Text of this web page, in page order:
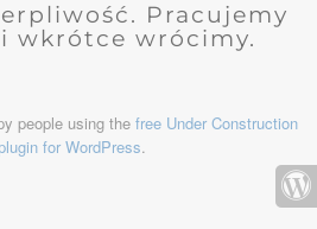
Pracujemy
wkrótce wrócimy.
people using the free Under Construction
for WordPress.